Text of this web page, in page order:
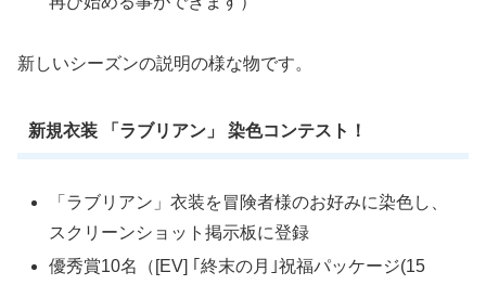
新しいシーズンの説明の様な物です。
新規衣装 「ラブリアン」 染色コンテスト！
「ラブリアン」衣装を冒険者様のお好みに染色し、
スクリーンショット掲示板に登録
優秀賞10名（[EV] ｢終末の月｣祝福パッケージ(15